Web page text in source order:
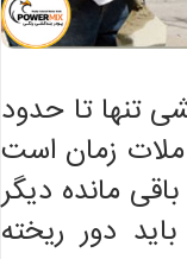
تنها تا حدود
ملات زمان است
مانده دیگر
دور ریخته